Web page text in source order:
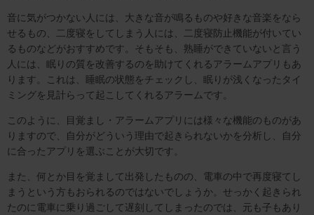
音に気がつかない人には、大きな音が鳴るものや好きな音楽をなら
せるもの、二度寝をしてしまう人には、二度寝防止機能が付いてい
るものなどがおすすめです。そもそも、熟睡ができていないと言う
人には、眠りの質を改善するのを助けてくれるアラームアプリもあ
ります。これは、睡眠の状態をチェックし、眠りが浅くなったタイ
ミングを見計らって起こしてくれるアラームです。
このように、目覚まし・アラームアプリには様々な機能のものがあ
りますので、自分がどういう理由で起きられないかを分析し、自分
に合ったアプリを選ぶことが大切です。
また、何とか目を覚まして出発したものの、電車の中で再度寝てし
まうという方もおられるのではないでしょうか。せっかく起きられ
たのに電車に乗り過ごして遅刻してしまったのでは、元も子もあり